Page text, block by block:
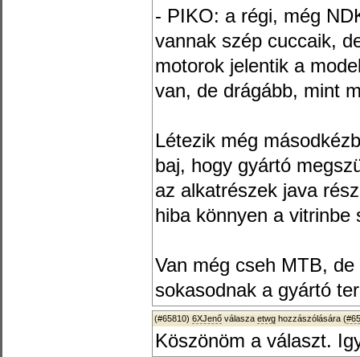
- PIKO: a régi, még
vannak szép cuccaik,
motorok jelentik a
van, de drágább, mint
Létezik még
baj, hogy gyártó
az alkatrészek java
hiba könnyen a vitrinbe
Van még cseh MTB,
sokasodnak a gyártó
(#65810) 6XJenő válasza etwg hozzászólására (
Köszönöm a választ.